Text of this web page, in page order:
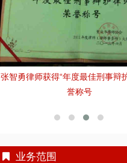
王远 副主任律师
张智勇律师获得“年度最佳刑事辩
誉称号
业务范围